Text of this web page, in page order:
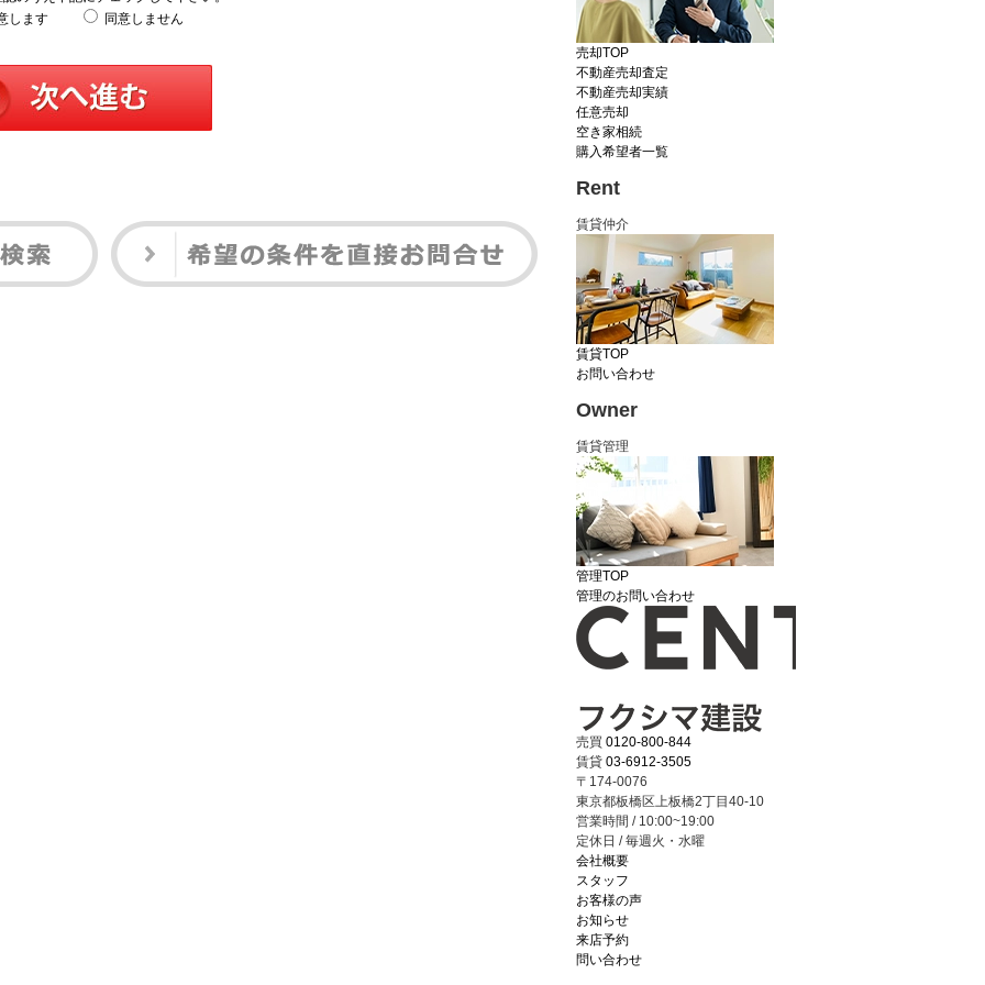
します
同意しません
売却TOP
不動産売却査定
不動産売却実績
任意売却
空き家相続
購入希望者一覧
Rent
賃貸仲介
賃貸TOP
お問い合わせ
Owner
賃貸管理
管理TOP
管理のお問い合わせ
売買 0120-800-844
賃貸 03-6912-3505
〒174-0076
東京都板橋区上板橋2丁目40-10
営業時間 / 10:00~19:00
定休日 / 毎週火・水曜
会社概要
スタッフ
お客様の声
お知らせ
来店予約
問い合わせ